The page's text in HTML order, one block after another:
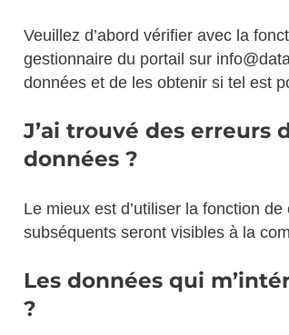
Veuillez d’abord vérifier avec la
gestionnaire du portail sur
données et de les obtenir si tel est
J’ai trouvé des erreurs
données ?
Le mieux est d’utiliser la fonction
subséquents seront visibles à la
Les données qui
?